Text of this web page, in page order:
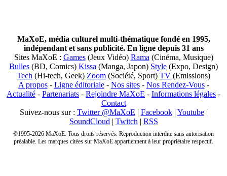
MaXoE, média culturel multi-thématique fondé en 1995,
indépendant et sans publicité. En ligne depuis 31 ans
Sites MaXoE : Games(Jeux Vidéo) Rama (Cinéma, Musique)
Bulles (BD, Comics) Kissa (Manga, Japon) Style (Expo, Design)
Tech (Hi-tech, Geek) Zoom (Société, Sport) TV (Emissions)
A propos- Ligne éditoriale- Nos sites- Nos Rendez-Vous-
Actualité - Partenariats - Rejoindre MaXoE - Informations légales -
Contact
Suivez-nous sur : Twitter @MaXoE | Facebook| Youtube|
SoundCloud | Twitch | RSS
©1995-2026 MaXoE. Tous droits réservés. Reproduction interdite sans autorisation
préalable. Les marques citées sur MaXoE appartiennent à leur propriétaire respectif.